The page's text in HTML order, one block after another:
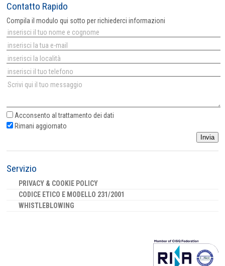
Contatto Rapido
Compila il modulo qui sotto per richiederci informazioni
Acconsento altrattamento dei dati
Rimani aggiornato
Invia
Servizio
PRIVACY & COOKIE POLICY
CODICE ETICO E MODELLO 231/2001
WHISTLEBLOWING